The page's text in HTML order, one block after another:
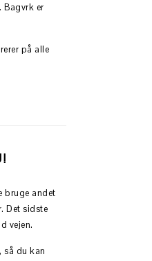
Bagvrk er
på alle
bruge andet
Det sidste
vejen.
så du kan